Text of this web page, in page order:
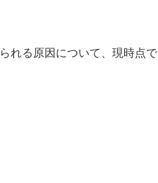
れる原因について、現時点で